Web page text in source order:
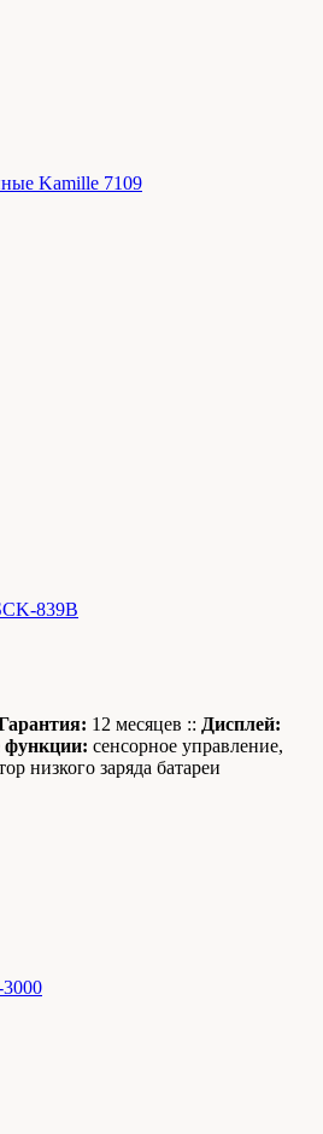
Kamille 7109
839B
12 месяцев :: Дисплей:
функции: сенсорное управление,
низкого заряда батареи